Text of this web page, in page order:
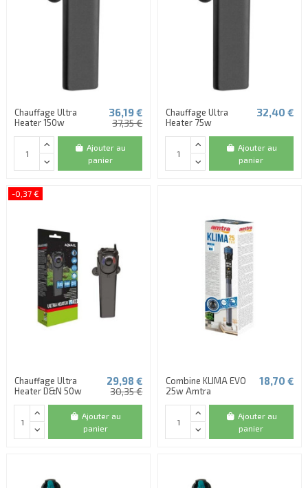
Chauffage Ultra
Heater 150w
36,19 €
37,35 €
Ajouter au
panier
Chauffage Ultra
Heater 75w
32,40 €
Ajouter au
panier
-0,37 €
Chauffage Ultra
Heater D&N 50w
29,98 €
30,35 €
Ajouter au
panier
Combine KLIMA EVO
25w Amtra
18,70 €
Ajouter au
panier